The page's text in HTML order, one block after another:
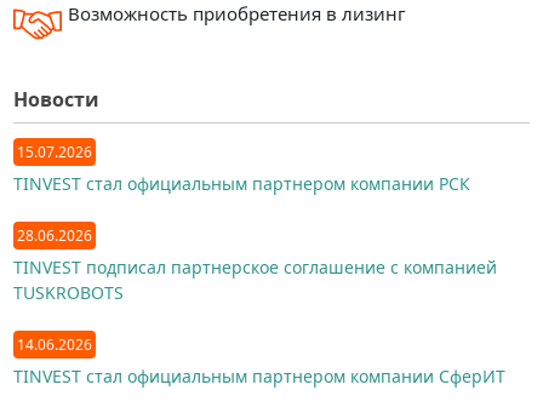
Возможность приобретения в лизинг
Новости
15.07.2026
TINVEST стал официальным партнером компании РСК
28.06.2026
TINVEST подписал партнерское соглашение с компанией
TUSKROBOTS
14.06.2026
TINVEST стал официальным партнером компании СферИТ